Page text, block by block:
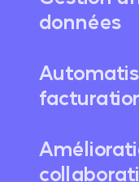
données